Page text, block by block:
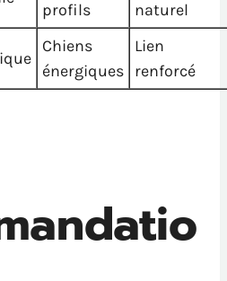
profils
naturel
Chiens
énergiques
Lien
renforcé